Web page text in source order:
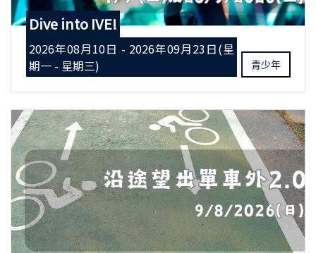
Dive into IVE!
2026年08月10日 - 2026年09月23日(星
期一 - 星期三)
青少年